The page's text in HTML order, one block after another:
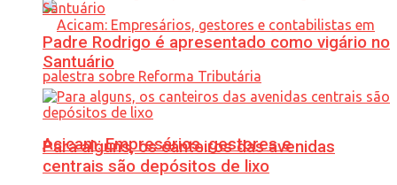
Acicam: Empresários, gestores e
Padre Rodrigo é apresentado como vigário no
Santuário
Para alguns, os canteiros das avenidas
centrais são depósitos de lixo